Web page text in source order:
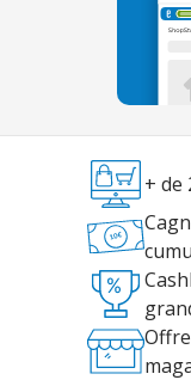
+ de